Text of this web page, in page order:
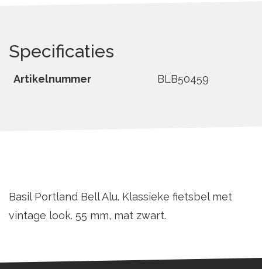
Specificaties
Artikelnummer BLB50459
Basil Portland Bell Alu. Klassieke fietsbel met
vintage look. 55 mm, mat zwart.